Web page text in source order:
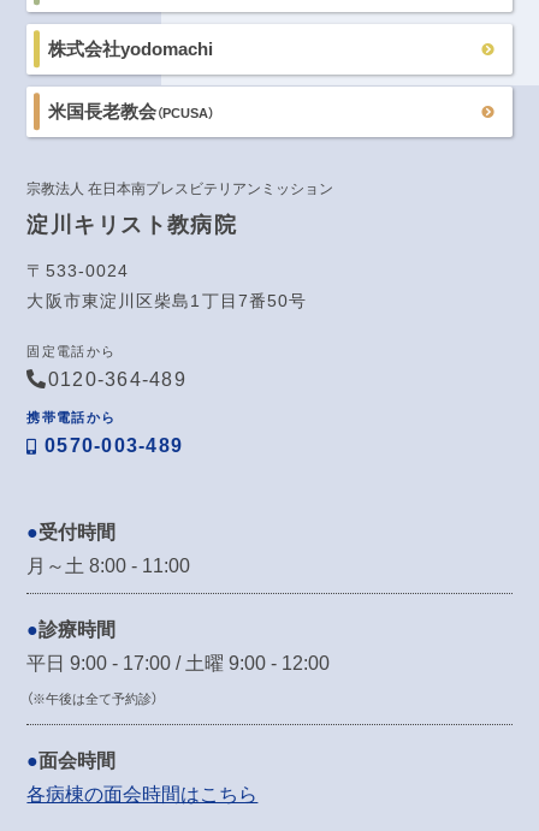
株式会社yodomachi
米国長老教会（PCUSA）
宗教法人 在日本南プレスビテリアンミッション
淀川キリスト教病院
〒533-0024
大阪市東淀川区柴島1丁目7番50号
固定電話から
0120-364-489
携帯電話から
0570-003-489
受付時間
月～土 8:00 - 11:00
診療時間
平日 9:00 - 17:00 / 土曜 9:00 - 12:00
（※午後は全て予約診）
面会時間
各病棟の面会時間はこちら